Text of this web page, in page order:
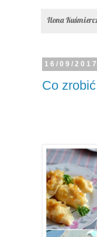
Ilona
16/09/
Co